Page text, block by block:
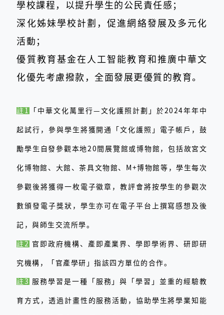
學校課程，以提升學生的公民責任感；
深化姊妹學校計劃，促進網絡發展及多元化
活動；
優質教育基金在人工智能教育和推廣中華文
化優先考慮撥款，全面發展更優質的教育。
註1 「中華文化萬里行—文化護照計劃」於2024年年中
起試行，參與學生將獲開通「文化護照」電子帳戶，鼓
勵學生自發參觀本地20間展覽館或博物館，包括故宮文
化博物館、大館、茶具文物館、M+博物館等，學生每次
參觀後將獲得一枚電子徽章，教評會將按學生的參觀次
數頒發電子獎狀，學生亦可在電子平台上撰寫感想及後
記，與師生交流所學。
註2 官即政府機構、產即產業界、學即學術界、研即研
究機構， 「官產學研」指該四方單位的合作。
註3 服務學習是一種「服務」與「學習」並重的經驗教
育方式，透過計畫性的服務活動，協助學生將學業知能